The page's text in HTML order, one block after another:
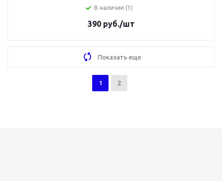
В наличии (1)
390 руб./шт
Показать еще
1 2